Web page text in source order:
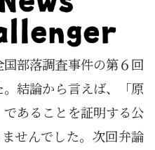
部落調査事件の第６回
結論から言えば、「原
あることを証明する公
せんでした。次回弁論